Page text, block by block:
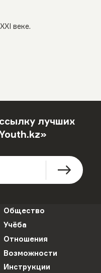
веке.
лучших
Общество
Учёба
Отношения
Возможности
Инструкции